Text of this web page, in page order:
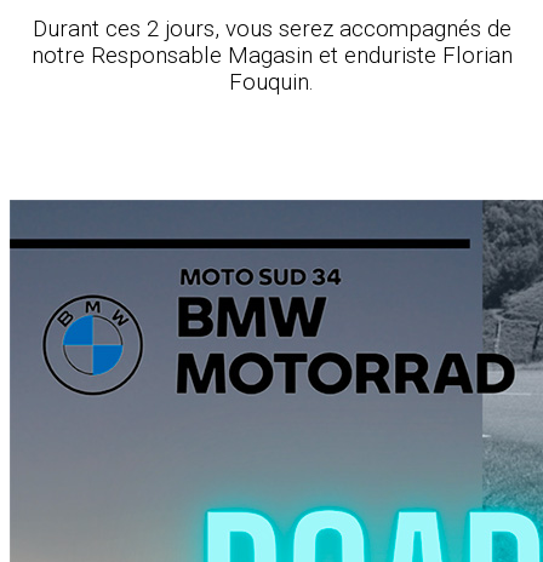
Durant ces 2 jours, vous serez accompagnés de
notre Responsable Magasin et enduriste Florian
Fouquin.